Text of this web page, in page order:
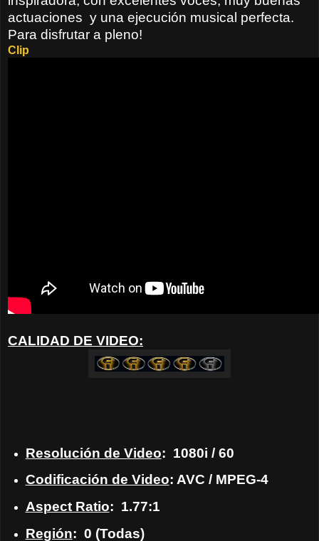
actuaciones y una ejecución musical perfecta.
Para disfrutar a pleno!
Clip
CALIDAD DE VIDEO:
Resolución de Video: 1080i / 60
Codificación de Video: AVC / MPEG-4
Aspect Ratio: 1.77:1
Región: 0 (Todas)